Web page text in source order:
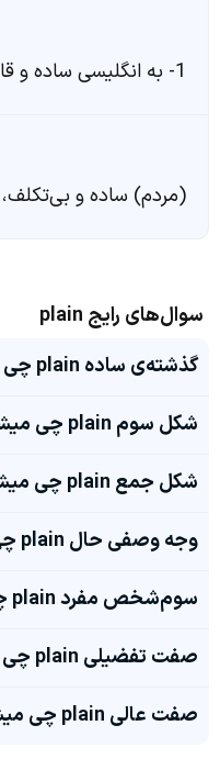
1- به انگلیسی ساده و قابل‌فهم 2- (عامیانه) رک، صریح
(مردم) ساده و بی‌تکلف،
سوال‌های رایج plain
گذشته‌ی ساده plain چی میشه؟
شکل سوم plain چی میشه؟
شکل جمع plain چی میشه؟
وجه وصفی حال plain چی میشه؟
سوم‌شخص مفرد plain چی میشه؟
صفت تفضیلی plain چی میشه؟
صفت عالی plain چی میشه؟